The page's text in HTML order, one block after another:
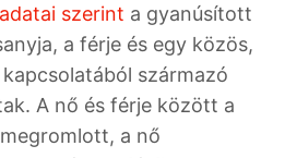
szerint a gyanúsított
a férje és egy közös,
származó
A nő és férje között a
a nő